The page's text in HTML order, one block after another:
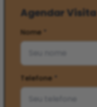
Agendar Visita
Nome *
Telefone *